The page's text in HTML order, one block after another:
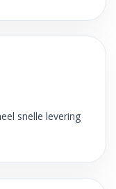
snelle levering